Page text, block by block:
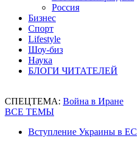
Россия
Бизнес
Спорт
Lifestyle
Шоу-биз
Наука
БЛОГИ ЧИТАТЕЛЕЙ
СПЕЦТЕМА: Война в Иране
ВСЕ ТЕМЫ
Вступление Украины в ЕС